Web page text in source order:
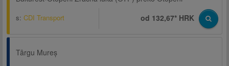
s: CDI Transport od 132,67* HRK
Târgu Mureș